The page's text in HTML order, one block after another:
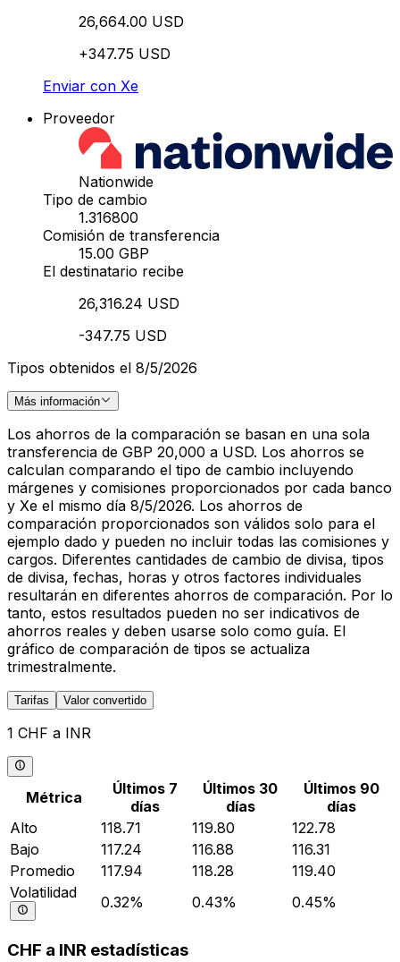
26,664.00 USD
+347.75 USD
Enviar con Xe
Proveedor
Nationwide
Tipo de cambio
1.316800
Comisión de transferencia
15.00 GBP
El destinatario recibe
26,316.24 USD
-347.75 USD
Tipos obtenidos el 8/5/2026
Más información
Los ahorros de la comparación se basan en una sola
transferencia de GBP 20,000 a USD. Los ahorros se
calculan comparando el tipo de cambio incluyendo
márgenes y comisiones proporcionados por cada banco
y Xe el mismo día 8/5/2026. Los ahorros de
comparación proporcionados son válidos solo para el
ejemplo dado y pueden no incluir todas las comisiones y
cargos. Diferentes cantidades de cambio de divisa, tipos
de divisa, fechas, horas y otros factores individuales
resultarán en diferentes ahorros de comparación. Por lo
tanto, estos resultados pueden no ser indicativos de
ahorros reales y deben usarse solo como guía. El
gráfico de comparación de tipos se actualiza
trimestralmente.
Tarifas Valor convertido
1 CHF a INR
Métrica
Últimos 7
días
Últimos 30
días
Últimos 90
días
Alto
118.71 119.80
122.78
Bajo
117.24 116.88
116.31
Promedio
117.94 118.28
119.40
Volatilidad
0.32% 0.43% 0.45%
CHF a INR estadísticas